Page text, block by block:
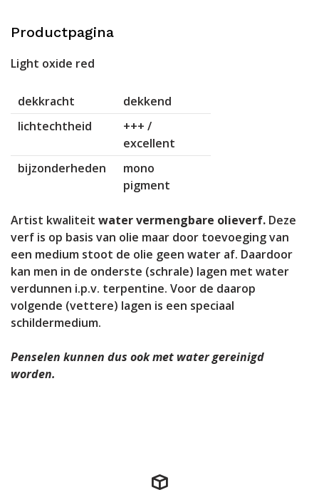
Productpagina
Light oxide red
dekkracht
dekkend
lichtechtheid
+++ /
excellent
bijzonderheden
mono
pigment
Artist kwaliteit water vermengbare olieverf. Deze
verf is op basis van olie maar door toevoeging van
een medium stoot de olie geen water af. Daardoor
kan men in de onderste (schrale) lagen met water
verdunnen i.p.v. terpentine. Voor de daarop
volgende (vettere) lagen is een speciaal
schildermedium.
Penselen kunnen dus ook met water gereinigd
worden.